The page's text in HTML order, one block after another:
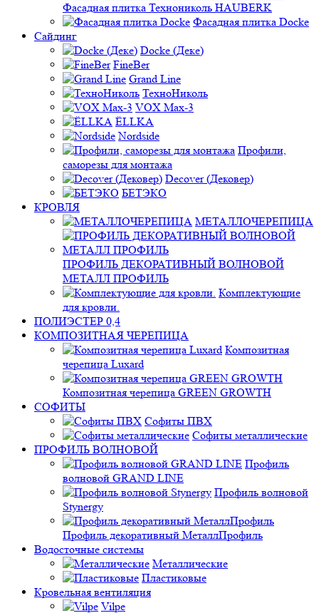
Фасадная плитка Технониколь HAUBERK
Фасадная плитка Docke
Сайдинг
Docke (Деке)
FineBer
Grand Line
ТехноНиколь
VOX Max-3
ЁLLKA
Nordside
Профили,
саморезы для монтажа
Decover (Дековер)
БЕТЭКО
КРОВЛЯ
МЕТАЛЛОЧЕРЕПИЦА
ПРОФИЛЬ ДЕКОРАТИВНЫЙ ВОЛНОВОЙ
МЕТАЛЛ ПРОФИЛЬ
Комплектующие
для кровли.
ПОЛИЭСТЕР 0,4
КОМПОЗИТНАЯ ЧЕРЕПИЦА
Композитная
черепица Luxard
Композитная черепица GREEN GROWTH
СОФИТЫ
Софиты ПВХ
Софиты металлические
ПРОФИЛЬ ВОЛНОВОЙ
Профиль
волновой GRAND LINE
Профиль волновой
Stynergy
Профиль декоративный МеталлПрофиль
Водосточные системы
Металлические
Пластиковые
Кровельная вентиляция
Vilpe